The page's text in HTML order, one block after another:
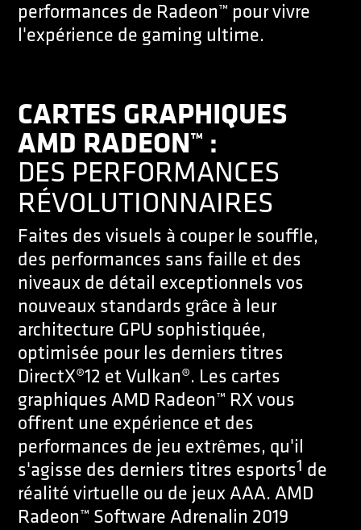
performances de Radeon™ pour vivre
l'expérience de gaming ultime.
CARTES GRAPHIQUES
AMD RADEON™ :
DES PERFORMANCES
RÉVOLUTIONNAIRES
Faites des visuels à couper le souffle,
des performances sans faille et des
niveaux de détail exceptionnels vos
nouveaux standards grâce à leur
architecture GPU sophistiquée,
optimisée pour les derniers titres
DirectX®12 et Vulkan®. Les cartes
graphiques AMD Radeon™ RX vous
offrent une expérience et des
performances de jeu extrêmes, qu'il
s'agisse des derniers titres esports1 de
réalité virtuelle ou de jeux AAA. AMD
Radeon™ Software Adrenalin 2019